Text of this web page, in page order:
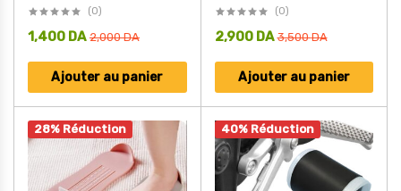
(0)
2,000DA
1,400 DA
Ajouter au panier
(0)
3,500DA
2,900 DA
Ajouter au panier
28% Réduction 40% Réduction